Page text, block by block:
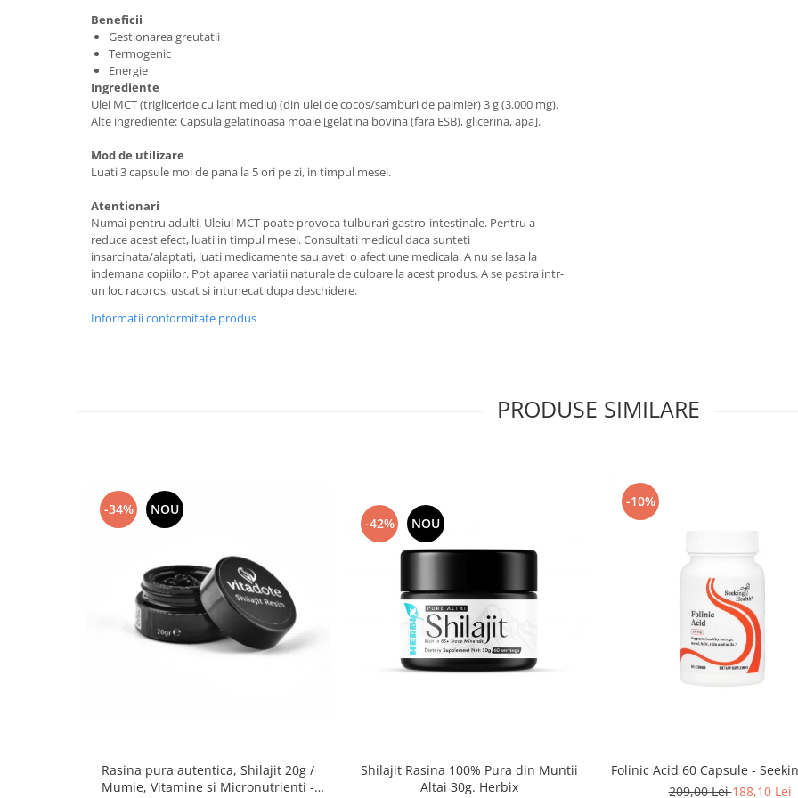
Beneficii
Gestionarea greutatii
Termogenic
Energie
Ingrediente
Ulei MCT (trigliceride cu lant mediu) (din ulei de cocos/samburi de palmier) 3 g (3.000 mg).
Alte ingrediente: Capsula gelatinoasa moale [gelatina bovina (fara ESB), glicerina, apa].
Mod de utilizare
Luati 3 capsule moi de pana la 5 ori pe zi, in timpul mesei.
Atentionari
Numai pentru adulti. Uleiul MCT poate provoca tulburari gastro-intestinale. Pentru a
reduce acest efect, luati in timpul mesei. Consultati medicul daca sunteti
insarcinata/alaptati, luati medicamente sau aveti o afectiune medicala. A nu se lasa la
indemana copiilor. Pot aparea variatii naturale de culoare la acest produs. A se pastra intr-
un loc racoros, uscat si intunecat dupa deschidere.
Informatii conformitate produs
PRODUSE SIMILARE
-34% NOU
Rasina pura autentica, Shilajit 20g /
Mumie, Vitamine si Micronutrienti -
-42% NOU
Shilajit Rasina 100% Pura din Muntii
Altai 30g. Herbix
-10%
Folinic Acid 60 Capsule -
209,00 Lei188,10 Lei